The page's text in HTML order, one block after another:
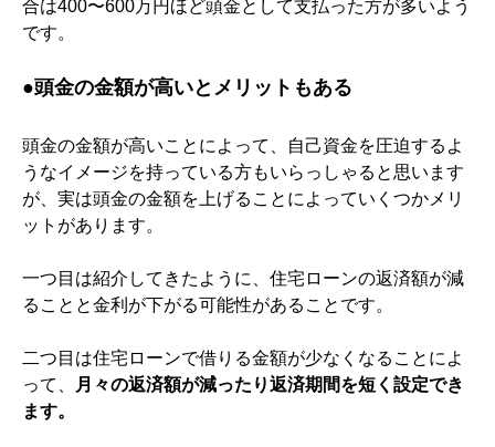
合は400〜600万円ほど頭金として支払った方が多いよう
です。
●頭金の金額が高いとメリットもある
頭金の金額が高いことによって、自己資金を圧迫するよ
うなイメージを持っている方もいらっしゃると思います
が、実は頭金の金額を上げることによっていくつかメリ
ットがあります。
一つ目は紹介してきたように、住宅ローンの返済額が減
ることと金利が下がる可能性があることです。
二つ目は住宅ローンで借りる金額が少なくなることによ
って、
月々の返済額が減ったり返済期間を短く設定でき
ます。